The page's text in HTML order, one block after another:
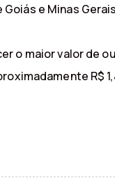
e Minas
o maior valor de